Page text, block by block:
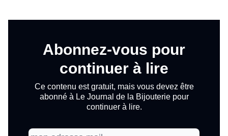
Abonnez-vous pour
continuer à lire
Ce contenu est gratuit, mais vous devez être
abonné à Le Journal de la Bijouterie pour
continuer à lire.